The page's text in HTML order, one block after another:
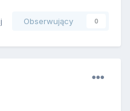
Obserwujący 0